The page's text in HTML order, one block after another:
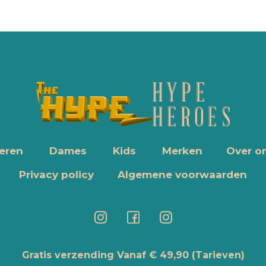
Dames Kids Merken
Over
Privacy policy
Algemene voorwaarden
Gratis verzending Vanaf € 49,90 (Tarieven)